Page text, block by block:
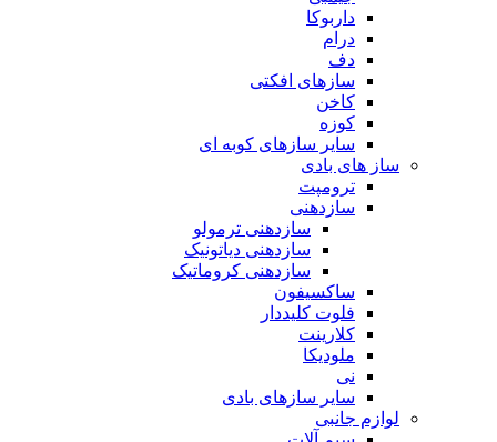
داربوکا
درام
دف
سازهای افکتی
کاخن
کوزه
سایر سازهای کوبه ای
ساز های بادی
ترومپت
سازدهنی
سازدهنی ترمولو
سازدهنی دیاتونیک
سازدهنی کروماتیک
ساکسیفون
فلوت کلیددار
کلارینت
ملودیکا
نی
سایر سازهای بادی
لوازم جانبی